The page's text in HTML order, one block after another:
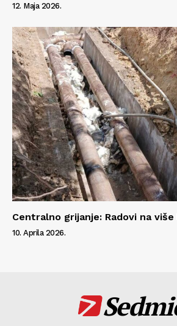
12. Maja 2026.
Centralno grijanje: Radovi na više
10. Aprila 2026.